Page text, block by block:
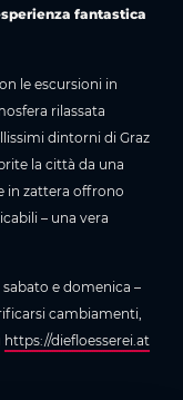
fantastica
le escursioni in
rilassata
dintorni di Graz
la città da una
in zattera offrono
– una vera
sabato e domenica –
cambiamenti,
https://diefloesserei.at